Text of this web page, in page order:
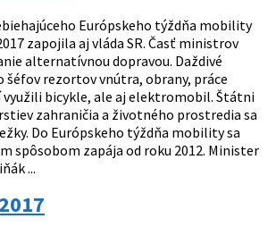
Európskeho týždňa mobility
zapojila aj vláda SR. Časť ministrov
alternatívnou dopravou. Daždivé
šéfov rezortov vnútra, obrany, práce
využili bicykle, ale aj elektromobil. Štátni
zahraničia a životného prostredia sa
Do Európskeho týždňa mobility sa
spôsobom zapája od roku 2012. Minister
...